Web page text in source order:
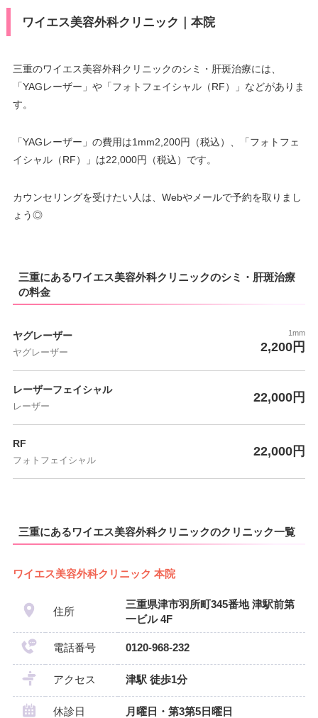
ワイエス美容外科クリニック｜本院
三重のワイエス美容外科クリニックのシミ・肝斑治療には、
「YAGレーザー」や「フォトフェイシャル（RF）」などがありま
す。
「YAGレーザー」の費用は1mm2,200円（税込）、「フォトフェ
イシャル（RF）」は22,000円（税込）です。
カウンセリングを受けたい人は、Webやメールで予約を取りまし
ょう◎
三重にあるワイエス美容外科クリニックのシミ・肝斑治療
の料金
ヤグレーザー
ヤグレーザー
1mm
2,200円
レーザーフェイシャル
レーザー
22,000円
RF
フォトフェイシャル
22,000円
三重にあるワイエス美容外科クリニックのクリニック一覧
ワイエス美容外科クリニック 本院
住所
三重県津市羽所町345番地 津駅前第
一ビル 4F
電話番号 0120-968-232
アクセス 津駅 徒歩1分
休診日 月曜日・第3第5日曜日